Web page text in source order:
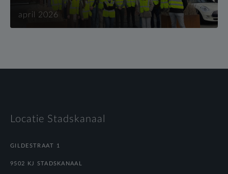
april 2026
Locatie Stadskanaal
GILDESTRAAT 1
9502 KJ STADSKANAAL